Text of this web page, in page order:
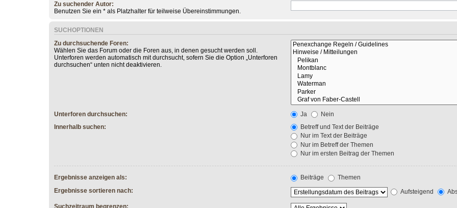
Zu suchender Autor:
Benutzen Sie ein * als Platzhalter für teilweise Übereinstimmungen.
SUCHOPTIONEN
Zu durchsuchende Foren:
Wählen Sie das Forum oder die Foren aus, in denen gesucht werden soll.
Unterforen werden automatisch mit durchsucht, sofern Sie die Option „Unterforen
durchsuchen“ unten nicht deaktivieren.
Unterforen durchsuchen: Ja
Nein
Innerhalb suchen:
Betreff und Text der Beiträge
Nur im Text der Beiträge
Nur im Betreff der Themen
Nur im ersten Beitrag der Themen
Ergebnisse anzeigen als: Beiträge
Themen
Ergebnisse sortieren nach:
Aufsteigend
Suchzeitraum begrenzen: